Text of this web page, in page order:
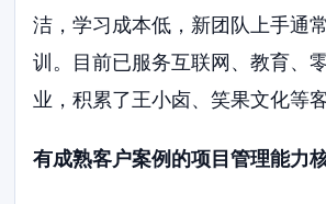
洁，学习成本低，新团队上手通
训。目前已服务互联网、教育、
业，积累了王小卤、笑果文化等
有成熟客户案例的项目管理能力